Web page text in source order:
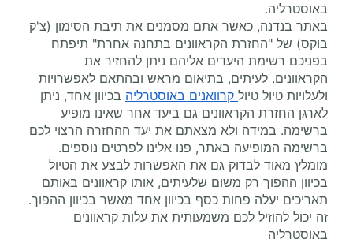
באוסטרליה.
באתר בנדנה, כאשר אתם מסמנים את תיבת הסימון (צ'ק
בוקס) של "החזרת הקראוונים בתחנה אחרת" תיפתח
בפניכם רשימת היעדים אליהם ניתן להחזיר את
הקראוונים. לעיתים, בתיאום מראש ובהתאם לאפשרויות
ולעלויות טיול טיול קרוואנים באוסטרליה בכיוון אחד, ניתן
לארגן החזרת הקראוונים גם ביעד אחר שאינו מופיע
ברשימה. במידה ולא מצאתם את יעד ההחזרה הרצוי לכם
ברשימה המופיעה באתר, פנו אלינו לפרטים נוספים.
מומלץ מאוד לבדוק גם את האפשרות לבצע את הטיול
בכיוון ההפוך רק משום שלעיתים, אותו קראוונים באותם
תאריכים יעלה פחות כסף בכיוון אחד מאשר בכיוון ההפוך.
זה יכול להוזיל לכם משמעותית את עלות קראוונים
באוסטרליה